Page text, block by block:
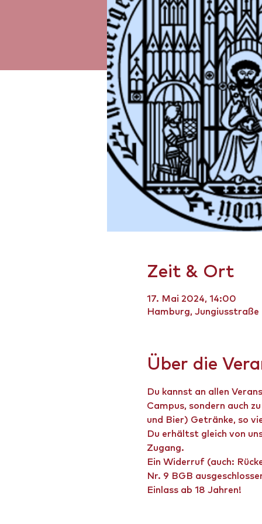
Zeit & Ort
17. Mai 2024, 14:00
Hamburg,
Über die
Du kannst an allen
Campus, sondern auch
und Bier) Getränke, so
Du erhältst gleich von
Zugang.
Ein Widerruf (auch:
Nr. 9 BGB
Einlass ab 18 Jahren!